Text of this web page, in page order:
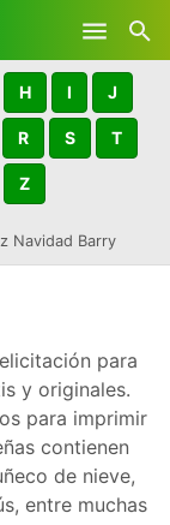
H I J
R S T
Z
Navidad Barry
para
y originales.
para imprimir
contienen
de nieve,
entre muchas